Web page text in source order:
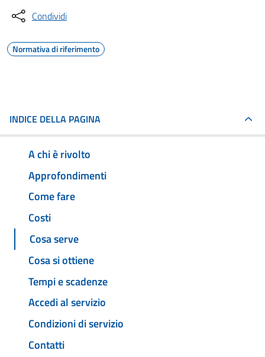
Condividi
Normativa di riferimento
INDICE DELLA PAGINA
A chi è rivolto
Approfondimenti
Come fare
Costi
Cosa serve
Cosa si ottiene
Tempi e scadenze
Accedi al servizio
Condizioni di servizio
Contatti